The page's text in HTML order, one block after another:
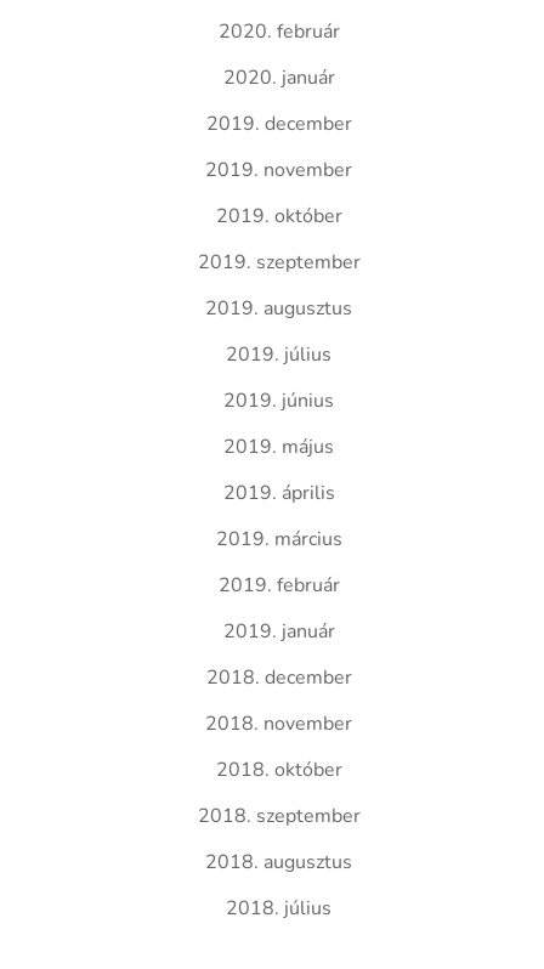
2020. február
2020. január
2019. december
2019. november
2019. október
2019. szeptember
2019. augusztus
2019. július
2019. június
2019. május
2019. április
2019. március
2019. február
2019. január
2018. december
2018. november
2018. október
2018. szeptember
2018. augusztus
2018. július